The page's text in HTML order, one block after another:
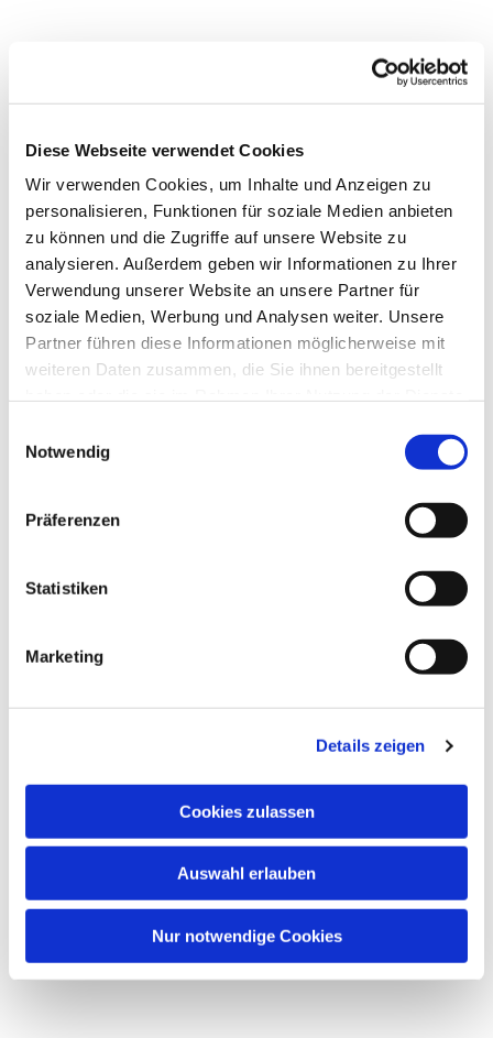
Diese Webseite verwendet Cookies
Wir verwenden Cookies, um Inhalte und Anzeigen zu
personalisieren, Funktionen für soziale Medien anbieten
zu können und die Zugriffe auf unsere Website zu
analysieren. Außerdem geben wir Informationen zu Ihrer
Verwendung unserer Website an unsere Partner für
soziale Medien, Werbung und Analysen weiter. Unsere
Partner führen diese Informationen möglicherweise mit
weiteren Daten zusammen, die Sie ihnen bereitgestellt
Notwendig
Präferenzen
Statistiken
Marketing
Details zeigen
Cookies zulassen
Auswahl erlauben
Nur notwendige Cookies